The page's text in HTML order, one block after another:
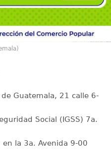
Guatemala, 21 calle 6-
Social (IGSS) 7a.
en la 3a. Avenida 9-00